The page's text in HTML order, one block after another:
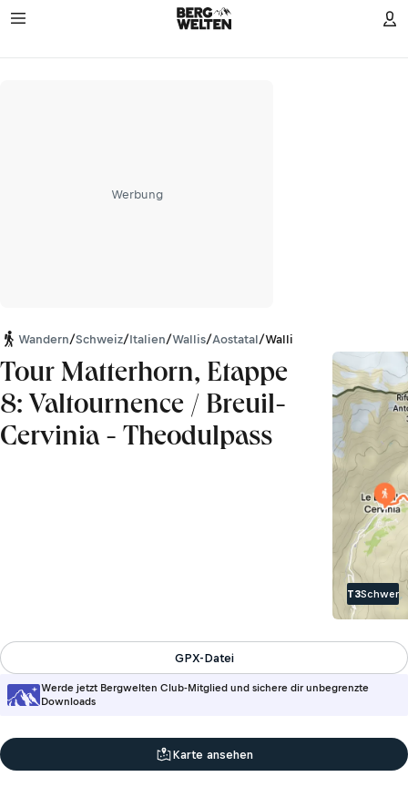
Werbung
Wandern/Schweiz/Italien/Wallis/Aostatal/Walliser Alpen
Tour Matterhorn, Etappe
8: Valtournence / Breuil-
Cervinia - Theodulpass
T3Schwer
Werde jetzt Bergwelten Club-Mitglied und sichere dir unbegrenzte
Downloads
GPX-Datei
Karte ansehen